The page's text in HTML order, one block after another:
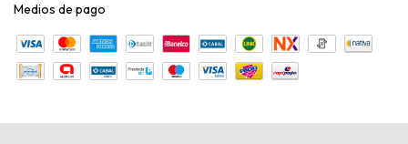
Medios de pago